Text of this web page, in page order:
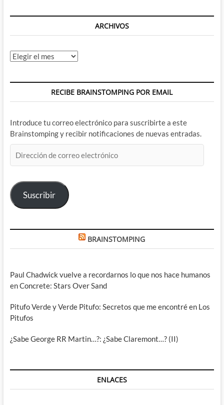
ARCHIVOS
Archivos
RECIBE BRAINSTOMPING POR EMAIL
Introduce tu correo electrónico para suscribirte a este
Brainstomping y recibir notificaciones de nuevas entradas.
de
electrónico
Suscribir
BRAINSTOMPING
Paul Chadwick vuelve a recordarnos lo que nos hace humanos
en Concrete: Stars Over Sand
Pitufo Verde y Verde Pitufo: Secretos que me encontré en Los
Pitufos
¿Sabe George RR Martin…?: ¿Sabe Claremont…? (II)
ENLACES